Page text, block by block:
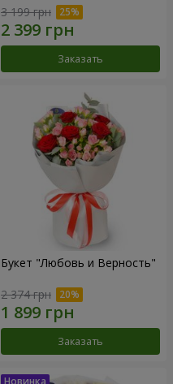
3 199 грн
Заказать
Букет "Любовь и Верность"
2 374 грн
Заказать